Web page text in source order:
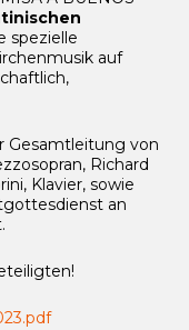
spezielle
auf
Gesamtleitung von
Richard
Klavier, sowie
an